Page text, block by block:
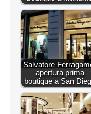
Salvatore
apertura prima
boutique a San